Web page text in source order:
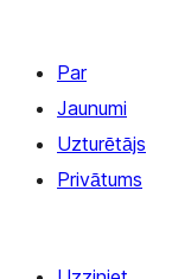
Par
Jaunumi
Uzturētājs
Privātums